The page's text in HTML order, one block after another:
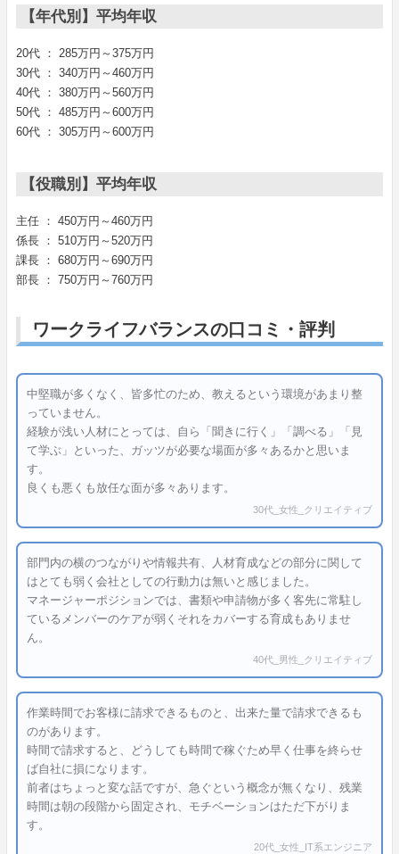
【年代別】平均年収
20代 ： 285万円～375万円
30代 ： 340万円～460万円
40代 ： 380万円～560万円
50代 ： 485万円～600万円
60代 ： 305万円～600万円
【役職別】平均年収
主任 ： 450万円～460万円
係長 ： 510万円～520万円
課長 ： 680万円～690万円
部長 ： 750万円～760万円
ワークライフバランスの口コミ・評判
中堅職が多くなく、皆多忙のため、教えるという環境があまり整
っていません。
経験が浅い人材にとっては、自ら「聞きに行く」「調べる」「見
て学ぶ」といった、ガッツが必要な場面が多々あるかと思いま
す。
良くも悪くも放任な面が多々あります。
30代_女性_クリエイティブ
部門内の横のつながりや情報共有、人材育成などの部分に関して
はとても弱く会社としての行動力は無いと感じました。
マネージャーポジションでは、書類や申請物が多く客先に常駐し
ているメンバーのケアが弱くそれをカバーする育成もありませ
ん。
40代_男性_クリエイティブ
作業時間でお客様に請求できるものと、出来た量で請求できるも
のがあります。
時間で請求すると、どうしても時間で稼ぐため早く仕事を終らせ
ば自社に損になります。
前者はちょっと変な話ですが、急ぐという概念が無くなり、残業
時間は朝の段階から固定され、モチベーションはただ下がりま
す。
20代_女性_IT系エンジニア